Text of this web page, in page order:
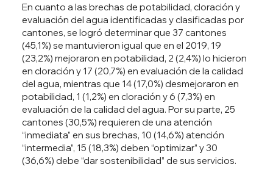
En cuanto a las brechas de potabilidad, cloración y
evaluación del agua identificadas y clasificadas por
cantones, se logró determinar que 37 cantones
(45,1%) se mantuvieron igual que en el 2019, 19
(23,2%) mejoraron en potabilidad, 2 (2,4%) lo hicieron
en cloración y 17 (20,7%) en evaluación de la calidad
del agua, mientras que 14 (17,0%) desmejoraron en
potabilidad, 1 (1,2%) en cloración y 6 (7,3%) en
evaluación de la calidad del agua. Por su parte, 25
cantones (30,5%) requieren de una atención
“inmediata” en sus brechas, 10 (14,6%) atención
“intermedia”, 15 (18,3%) deben “optimizar” y 30
(36,6%) debe “dar sostenibilidad” de sus servicios.